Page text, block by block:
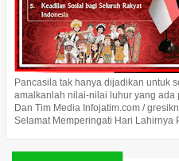
Pancasila tak hanya dijadikan untuk
amalkanlah nilai-nilai luhur yang ada
Dan Tim Media Infojatim.com /
Selamat Memperingati Hari Lahirnya